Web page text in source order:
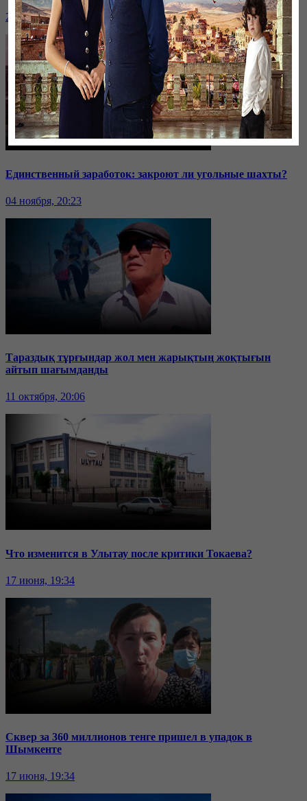
24 ноября, 20:43
Единственный заработок: закроют ли угольные шахты?
04 ноября, 20:23
Тараздық тұрғындар жол мен жарықтың жоқтығын
айтып шағымданды
11 октября, 20:06
Что изменится в Улытау после критики Токаева?
17 июня, 19:34
Сквер за 360 миллионов тенге пришел в упадок в
Шымкенте
17 июня, 19:34